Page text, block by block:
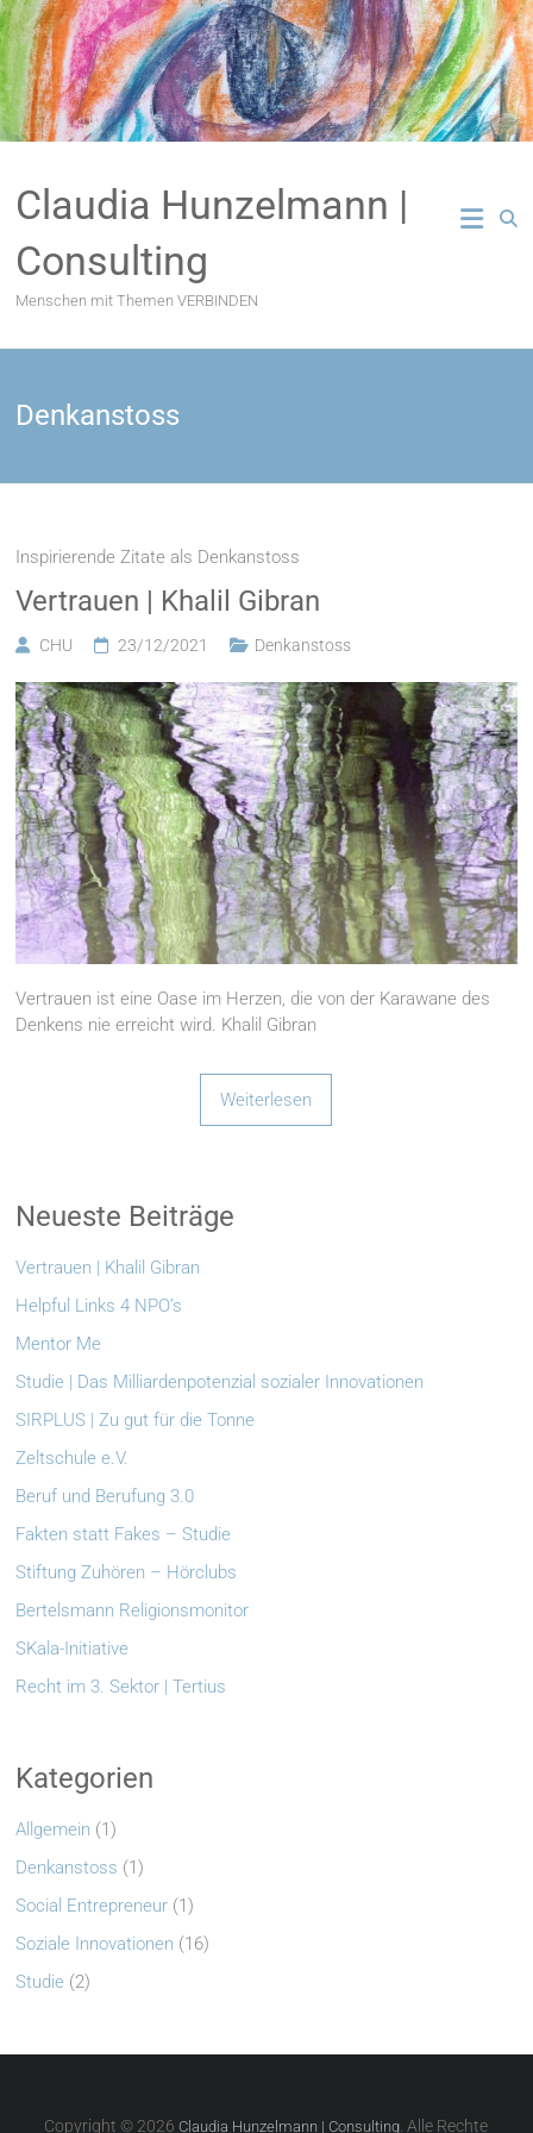
Zum
Inhalt
springen
Claudia Hunzelmann |
Consulting
Menschen mit Themen VERBINDEN
Denkanstoss
Inspirierende Zitate als Denkanstoss
Vertrauen | Khalil Gibran
CHU 23/12/2021 Denkanstoss
Vertrauen ist eine Oase im Herzen, die von der Karawane des
Denkens nie erreicht wird. Khalil Gibran
Weiterlesen
Neueste Beiträge
Vertrauen | Khalil Gibran
Helpful Links 4 NPO’s
Mentor Me
Studie | Das Milliardenpotenzial sozialer Innovationen
SIRPLUS | Zu gut für die Tonne
Zeltschule e.V.
Beruf und Berufung 3.0
Fakten statt Fakes – Studie
Stiftung Zuhören – Hörclubs
Bertelsmann Religionsmonitor
SKala-Initiative
Recht im 3. Sektor | Tertius
Kategorien
Allgemein (1)
Denkanstoss (1)
Social Entrepreneur (1)
Soziale Innovationen (16)
Studie (2)
Copyright © 2026Claudia Hunzelmann | Consulting. Alle Rechte